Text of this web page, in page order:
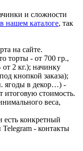
и сложности
нашем каталоге, так
на сайте.
торты - от 700 гр.,
от 2 кг.); начинку
кнопкой заказа);
ягоды в декор…) -
итоговую стоимость.
веса,
конкретный
- контакты